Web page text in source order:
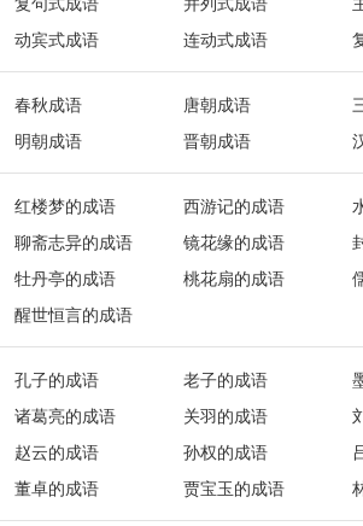
动宾式成语 连动式成语
春秋成语 唐朝成语
明朝成语 晋朝成语
红楼梦的成语 西游记的成语
聊斋志异的成语 镜花缘的成语
牡丹亭的成语 桃花扇的成语
醒世恒言的成语
孔子的成语 老子的成语
诸葛亮的成语 关羽的成语
赵云的成语 孙权的成语
董卓的成语 贾宝玉的成语